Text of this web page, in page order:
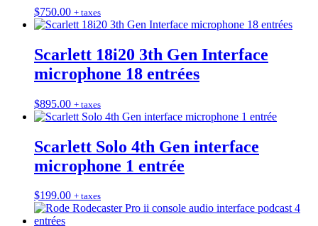
$750.00 + taxes
Scarlett 18i20 3th Gen Interface
microphone 18 entrées
$895.00 + taxes
Scarlett Solo 4th Gen interface
microphone 1 entrée
$199.00 + taxes